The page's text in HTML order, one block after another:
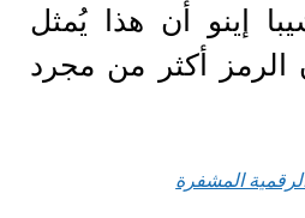
إينو أن هذا يُمثل
الرمز أكثر من مجرد
المشفرة